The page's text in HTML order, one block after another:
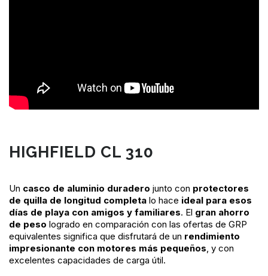
HIGHFIELD CL 310
Un casco de aluminio duradero junto con protectores
de quilla de longitud completa lo hace ideal para esos
días de playa con amigos y familiares. El gran ahorro
de peso logrado en comparación con las ofertas de GRP
equivalentes significa que disfrutará de un rendimiento
impresionante con motores más pequeños , y con
excelentes capacidades de carga útil.